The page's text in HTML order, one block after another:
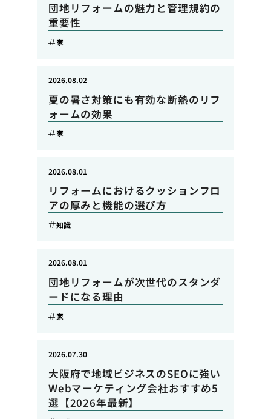
団地リフォームの魅力と管理規約の
重要性
家
夏の暑さ対策にも有効な断熱のリフ
ォームの効果
2026.08.02
家
リフォームにおけるクッションフロ
アの厚みと機能の選び方
2026.08.01
知識
団地リフォームが次世代のスタンダ
ードになる理由
2026.08.01
家
大阪府で地域ビジネスのSEOに強い
Webマーケティング会社おすすめ5
選【2026年最新】
2026.07.30